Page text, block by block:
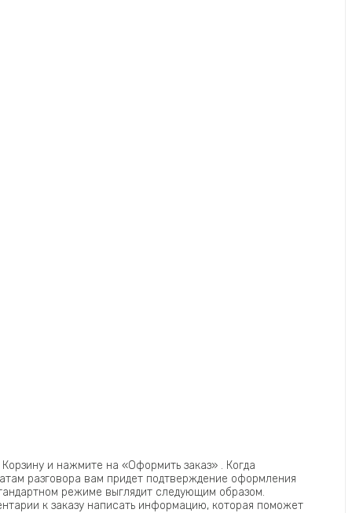
и нажмите на «Оформить заказ» . Когда
разговора вам придет подтверждение оформления
режиме выглядит следующим образом.
к заказу написать информацию, которая поможет